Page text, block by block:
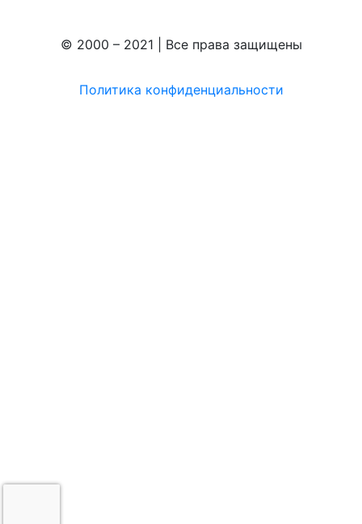
© 2000 – 2021 | Все права защищены
Политика конфиденциальности